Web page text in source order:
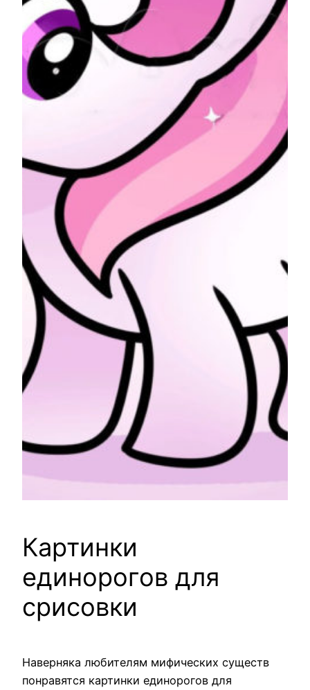
Картинки
единорогов для
срисовки
Наверняка любителям мифических существ
понравятся картинки единорогов для